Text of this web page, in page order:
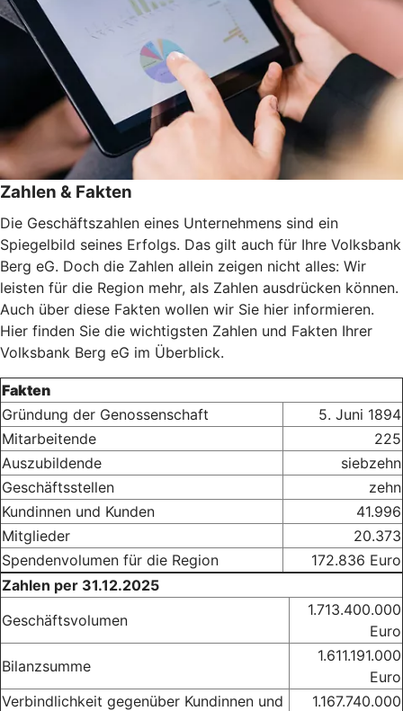
Zahlen & Fakten
Die Geschäftszahlen eines Unternehmens sind ein
Spiegelbild seines Erfolgs. Das gilt auch für Ihre Volksbank
Berg eG. Doch die Zahlen allein zeigen nicht alles: Wir
leisten für die Region mehr, als Zahlen ausdrücken können.
Auch über diese Fakten wollen wir Sie hier informieren.
Hier finden Sie die wichtigsten Zahlen und Fakten Ihrer
Volksbank Berg eG im Überblick.
Fakten
Gründung der Genossenschaft
5. Juni 1894
Mitarbeitende
225
Auszubildende
siebzehn
Geschäftsstellen
zehn
Kundinnen und Kunden
41.996
Mitglieder
20.373
Spendenvolumen für die Region
172.836 Euro
Zahlen per 31.12.2025
Geschäftsvolumen
1.713.400.000
Euro
Bilanzsumme
1.611.191.000
Euro
Verbindlichkeit gegenüber Kundinnen und
1.167.740.000